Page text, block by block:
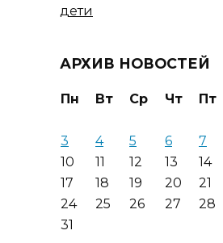
дети
АРХИВ НОВОСТЕЙ
Пн Вт Ср Чт Пт
3
4 5 6 7
10
11 12 13 14
17
18 19 20 21
24
25 26 27 28
31